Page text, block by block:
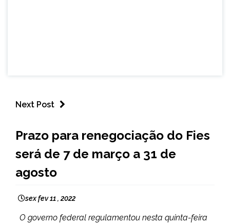
Next Post
NOTÍCIAS
Prazo para renegociação do Fies
será de 7 de março a 31 de
agosto
sex fev 11 , 2022
O governo federal regulamentou nesta quinta-feira